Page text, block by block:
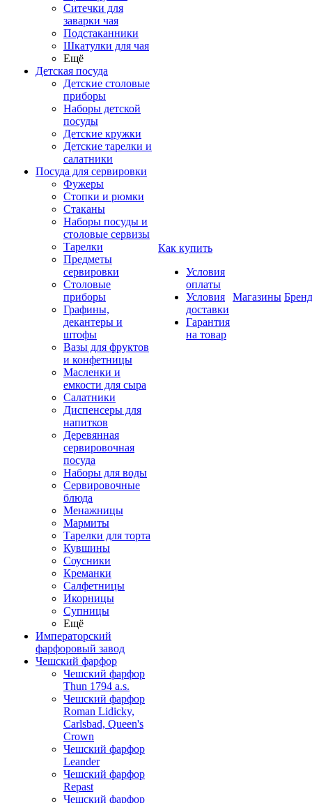
Ситечки для
заварки чая
Подстаканники
Шкатулки для чая
Ещё
Детская посуда
Детские столовые
приборы
Наборы детской
посуды
Детские кружки
Детские тарелки и
салатники
Посуда для сервировки
Фужеры
Стопки и рюмки
Стаканы
Наборы посуды и
столовые сервизы
Тарелки
Предметы
сервировки
Столовые
приборы
Графины,
декантеры и
штофы
Вазы для фруктов
и конфетницы
Масленки и
емкости для сыра
Салатники
Диспенсеры для
напитков
Деревянная
сервировочная
посуда
Наборы для воды
Сервировочные
блюда
Менажницы
Мармиты
Тарелки для торта
Кувшины
Соусники
Креманки
Салфетницы
Икорницы
Супницы
Ещё
Императорский
фарфоровый завод
Чешский фарфор
Чешский фарфор
Thun 1794 a.s.
Чешский фарфор
Roman Lidicky,
Carlsbad, Queen's
Crown
Чешский фарфор
Leander
Чешский фарфор
Repast
Чешский фарфор
Как купить
Условия
оплаты
Условия
доставки
Гарантия
на товар
Магазины